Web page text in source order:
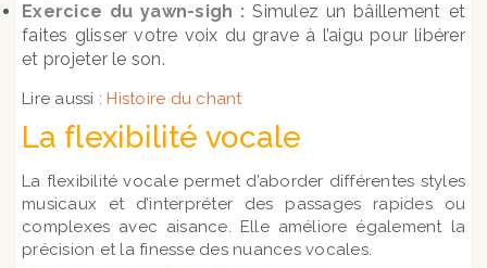
Exercice du yawn-sigh : Simulez un bâillement et
faites glisser votre voix du grave à l’aigu pour libérer
et projeter le son.
Lire aussi : Histoire du chant
La flexibilité vocale
La flexibilité vocale permet d’aborder différentes styles
musicaux et d’interpréter des passages rapides ou
complexes avec aisance. Elle améliore également la
précision et la finesse des nuances vocales.